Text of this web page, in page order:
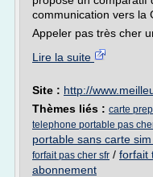
communication vers la
Appeler pas très cher
Lire la suite
Site : http://
Thèmes liés : carte
telephone portable pas
portable sans carte
forfait pas cher sfr / forfait
abonnement